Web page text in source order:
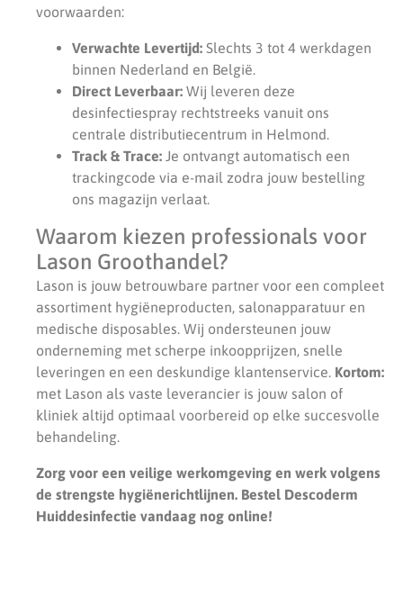
voorwaarden:
Verwachte Levertijd: Slechts 3 tot 4 werkdagen
binnen Nederland en België.
Direct Leverbaar: Wij leveren deze
desinfectiespray rechtstreeks vanuit ons
centrale distributiecentrum in Helmond.
Track & Trace: Je ontvangt automatisch een
trackingcode via e-mail zodra jouw bestelling
ons magazijn verlaat.
Waarom kiezen professionals voor
Lason Groothandel?
Lason is jouw betrouwbare partner voor een compleet
assortiment hygiëneproducten, salonapparatuur en
medische disposables. Wij ondersteunen jouw
onderneming met scherpe inkoopprijzen, snelle
leveringen en een deskundige klantenservice. Kortom:
met Lason als vaste leverancier is jouw salon of
kliniek altijd optimaal voorbereid op elke succesvolle
behandeling.
Zorg voor een veilige werkomgeving en werk volgens
de strengste hygiënerichtlijnen. Bestel Descoderm
Huiddesinfectie vandaag nog online!